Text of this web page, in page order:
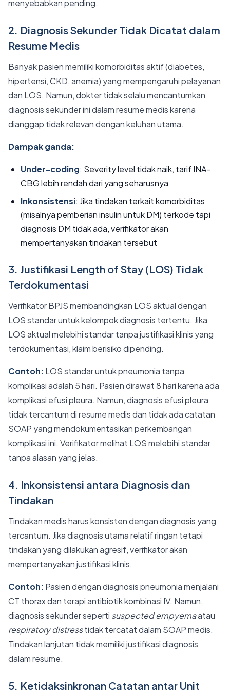
menyebabkan pending.
2. Diagnosis Sekunder Tidak Dicatat dalam
Resume Medis
Banyak pasien memiliki komorbiditas aktif (diabetes,
hipertensi, CKD, anemia) yang mempengaruhi pelayanan
dan LOS. Namun, dokter tidak selalu mencantumkan
diagnosis sekunder ini dalam resume medis karena
dianggap tidak relevan dengan keluhan utama.
Dampak ganda:
Under-coding: Severity level tidak naik, tarif INA-
CBG lebih rendah dari yang seharusnya
Inkonsistensi: Jika tindakan terkait komorbiditas
(misalnya pemberian insulin untuk DM) terkode tapi
diagnosis DM tidak ada, verifikator akan
mempertanyakan tindakan tersebut
3. Justifikasi Length of Stay (LOS) Tidak
Terdokumentasi
Verifikator BPJS membandingkan LOS aktual dengan
LOS standar untuk kelompok diagnosis tertentu. Jika
LOS aktual melebihi standar tanpa justifikasi klinis yang
terdokumentasi, klaim berisiko dipending.
Contoh: LOS standar untuk pneumonia tanpa
komplikasi adalah 5 hari. Pasien dirawat 8 hari karena ada
komplikasi efusi pleura. Namun, diagnosis efusi pleura
tidak tercantum di resume medis dan tidak ada catatan
SOAP yang mendokumentasikan perkembangan
komplikasi ini. Verifikator melihat LOS melebihi standar
tanpa alasan yang jelas.
4. Inkonsistensi antara Diagnosis dan
Tindakan
Tindakan medis harus konsisten dengan diagnosis yang
tercantum. Jika diagnosis utama relatif ringan tetapi
tindakan yang dilakukan agresif, verifikator akan
mempertanyakan justifikasi klinis.
Contoh: Pasien dengan diagnosis pneumonia menjalani
CT thorax dan terapi antibiotik kombinasi IV. Namun,
diagnosis sekunder seperti suspected empyemaatau
respiratory distresstidak tercatat dalam SOAP medis.
Tindakan lanjutan tidak memiliki justifikasi diagnosis
dalam resume.
5. Ketidaksinkronan Catatan antar Unit